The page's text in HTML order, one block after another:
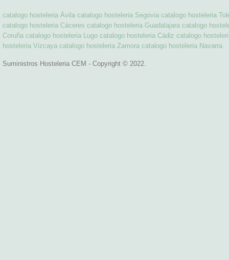
catalogo hosteleria Ávila catalogo hosteleria Segovia catalogo hosteleria
catalogo hosteleria Cáceres catalogo hosteleria Guadalajara catalogo
Coruña catalogo hosteleria Lugo catalogo hosteleria Cádiz catalogo
hosteleria Vizcaya catalogo hosteleria Zamora catalogo hosteleria Navarra
Suministros Hosteleria CEM - Copyright © 2022.